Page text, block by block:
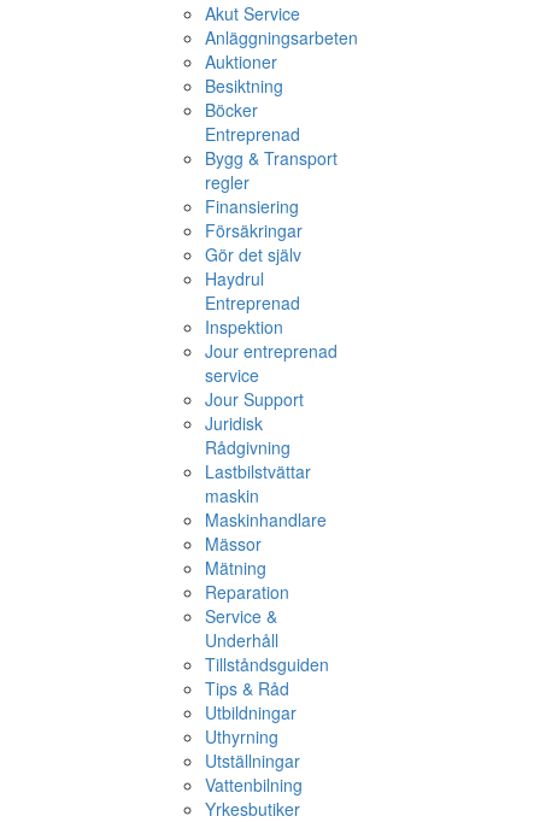
Akut Service
Anläggningsarbeten
Auktioner
Besiktning
Böcker
Entreprenad
Bygg & Transport
regler
Finansiering
Försäkringar
Gör det själv
Haydrul
Entreprenad
Inspektion
Jour entreprenad
service
Jour Support
Juridisk
Rådgivning
Lastbilstvättar
maskin
Maskinhandlare
Mässor
Mätning
Reparation
Service &
Underhåll
Tillståndsguiden
Tips & Råd
Utbildningar
Uthyrning
Utställningar
Vattenbilning
Yrkesbutiker